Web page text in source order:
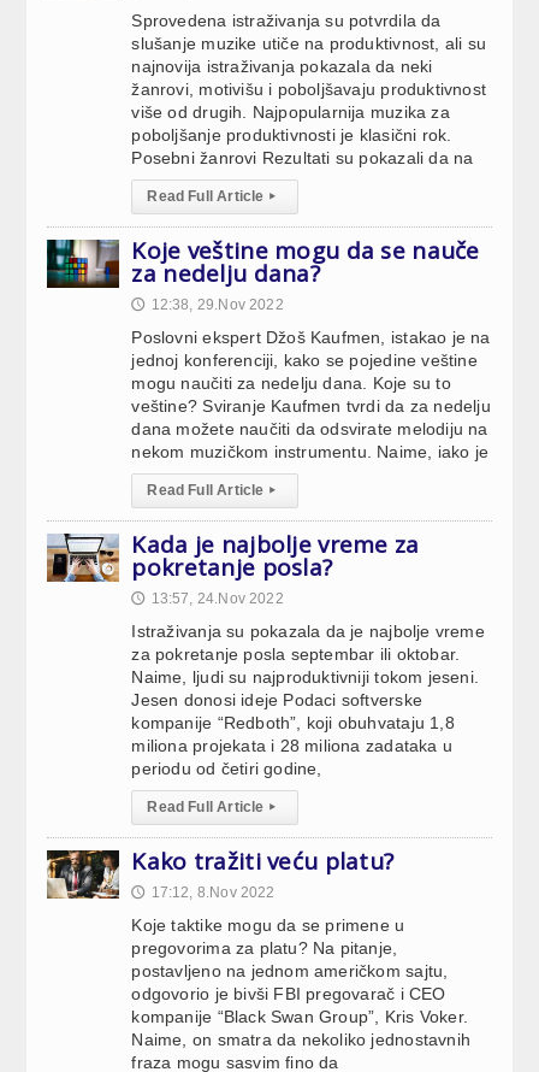
Sprovedena istraživanja su potvrdila da
slušanje muzike utiče na produktivnost, ali su
najnovija istraživanja pokazala da neki
žanrovi, motivišu i poboljšavaju produktivnost
više od drugih. Najpopularnija muzika za
poboljšanje produktivnosti je klasični rok.
Posebni žanrovi Rezultati su pokazali da na
Read Full Article ▸
Koje veštine mogu da se nauče
za nedelju dana?
🕔 12:38, 29.Nov 2022
Poslovni ekspert Džoš Kaufmen, istakao je na
jednoj konferenciji, kako se pojedine veštine
mogu naučiti za nedelju dana. Koje su to
veštine? Sviranje Kaufmen tvrdi da za nedelju
dana možete naučiti da odsvirate melodiju na
nekom muzičkom instrumentu. Naime, iako je
Read Full Article ▸
Kada je najbolje vreme za
pokretanje posla?
🕔 13:57, 24.Nov 2022
Istraživanja su pokazala da je najbolje vreme
za pokretanje posla septembar ili oktobar.
Naime, ljudi su najproduktivniji tokom jeseni.
Jesen donosi ideje Podaci softverske
kompanije “Redboth”, koji obuhvataju 1,8
miliona projekata i 28 miliona zadataka u
periodu od četiri godine,
Read Full Article ▸
Kako tražiti veću platu?
🕔 17:12, 8.Nov 2022
Koje taktike mogu da se primene u
pregovorima za platu? Na pitanje,
postavljeno na jednom američkom sajtu,
odgovorio je bivši FBI pregovarač i CEO
kompanije “Black Swan Group”, Kris Voker.
Naime, on smatra da nekoliko jednostavnih
fraza mogu sasvim fino da